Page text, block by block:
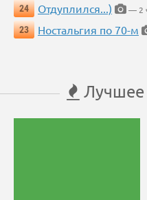
24
Отдуплился...)
— 2
23
Ностальгия по 70-м
Лучшее